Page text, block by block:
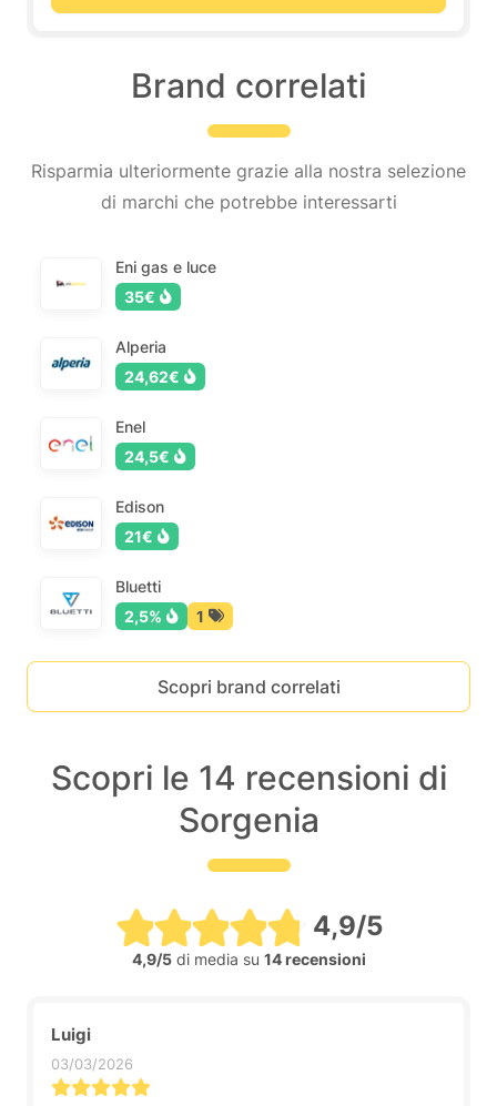
Brand correlati
Risparmia ulteriormente grazie alla nostra selezione
di marchi che potrebbe interessarti
Eni gas e luce
35€
Alperia
24,62€
Enel
24,5€
Edison
21€
Bluetti
2,5%
1
Scopri brand correlati
Scopri le 14 recensioni di
Sorgenia
4,9/5
4,9/5di media su 14 recensioni
Luigi
03/03/2026